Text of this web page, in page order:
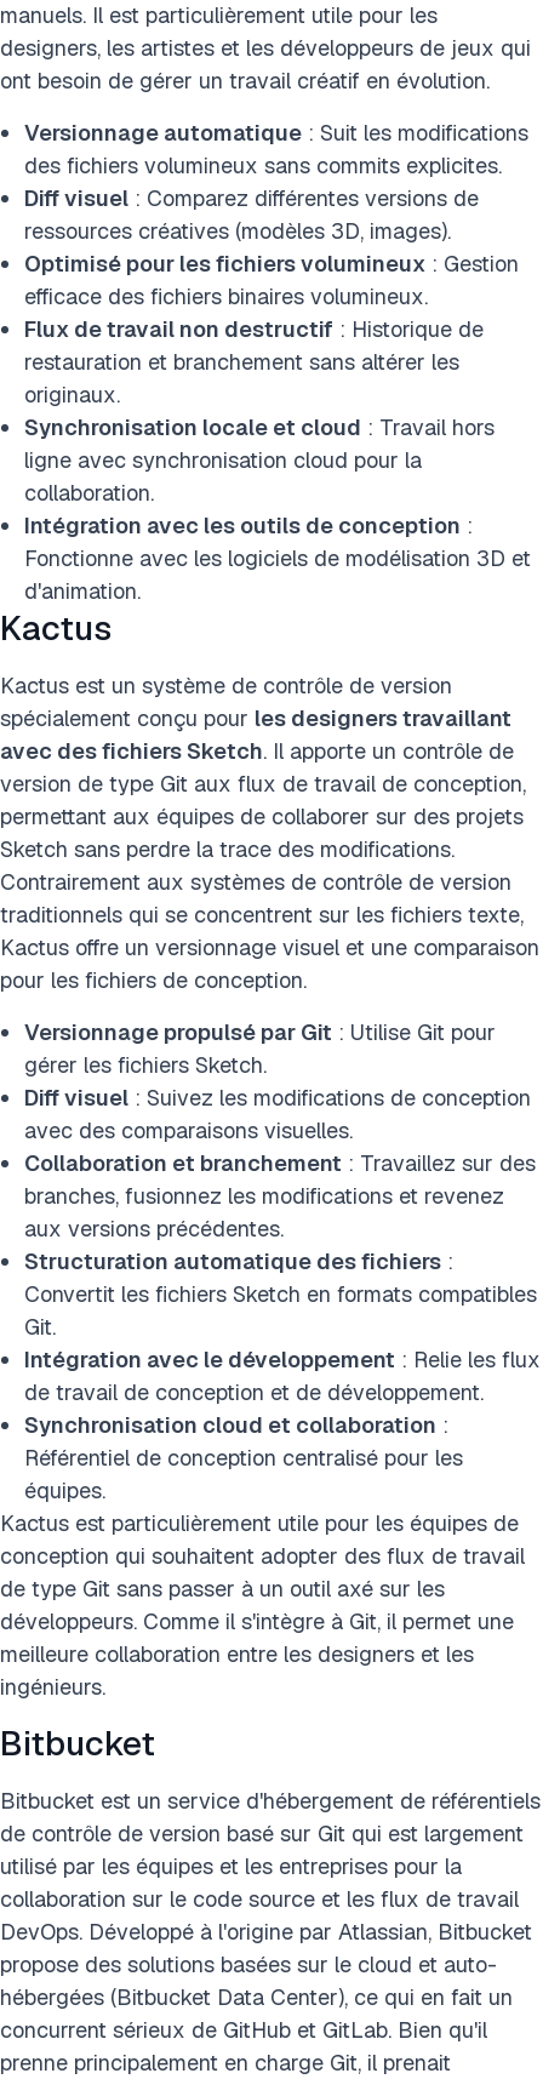
manuels. Il est particulièrement utile pour les
designers, les artistes et les développeurs de jeux qui
ont besoin de gérer un travail créatif en évolution.
Versionnage automatique : Suit les modifications
des fichiers volumineux sans commits explicites.
Diff visuel : Comparez différentes versions de
ressources créatives (modèles 3D, images).
Optimisé pour les fichiers volumineux : Gestion
efficace des fichiers binaires volumineux.
Flux de travail non destructif : Historique de
restauration et branchement sans altérer les
originaux.
Synchronisation locale et cloud : Travail hors
ligne avec synchronisation cloud pour la
collaboration.
Intégration avec les outils de conception :
Fonctionne avec les logiciels de modélisation 3D et
d'animation.
Kactus
Kactus est un système de contrôle de version
spécialement conçu pour les designers travaillant
avec des fichiers Sketch. Il apporte un contrôle de
version de type Git aux flux de travail de conception,
permettant aux équipes de collaborer sur des projets
Sketch sans perdre la trace des modifications.
Contrairement aux systèmes de contrôle de version
traditionnels qui se concentrent sur les fichiers texte,
Kactus offre un versionnage visuel et une comparaison
pour les fichiers de conception.
Versionnage propulsé par Git : Utilise Git pour
gérer les fichiers Sketch.
Diff visuel : Suivez les modifications de conception
avec des comparaisons visuelles.
Collaboration et branchement : Travaillez sur des
branches, fusionnez les modifications et revenez
aux versions précédentes.
Structuration automatique des fichiers :
Convertit les fichiers Sketch en formats compatibles
Git.
Intégration avec le développement : Relie les flux
de travail de conception et de développement.
Synchronisation cloud et collaboration :
Référentiel de conception centralisé pour les
équipes.
Kactus est particulièrement utile pour les équipes de
conception qui souhaitent adopter des flux de travail
de type Git sans passer à un outil axé sur les
développeurs. Comme il s'intègre à Git, il permet une
meilleure collaboration entre les designers et les
ingénieurs.
Bitbucket
Bitbucket est un service d'hébergement de référentiels
de contrôle de version basé sur Git qui est largement
utilisé par les équipes et les entreprises pour la
collaboration sur le code source et les flux de travail
DevOps. Développé à l'origine par Atlassian, Bitbucket
propose des solutions basées sur le cloud et auto-
hébergées (Bitbucket Data Center), ce qui en fait un
concurrent sérieux de GitHub et GitLab. Bien qu'il
prenne principalement en charge Git, il prenait